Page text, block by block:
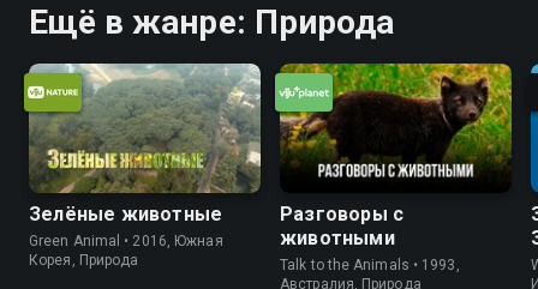
Ещё в жанре: Природа
Зелёные животные
Green Animal • 2016, Южная
Корея, Природа
Разговоры с
животными
Talk to the Animals • 1993,
Австралия, Природа